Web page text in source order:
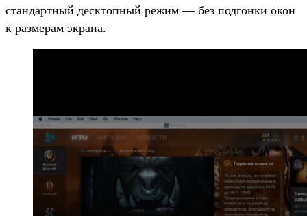
стандартный десктопный режим — без подгонки окон
к размерам экрана.